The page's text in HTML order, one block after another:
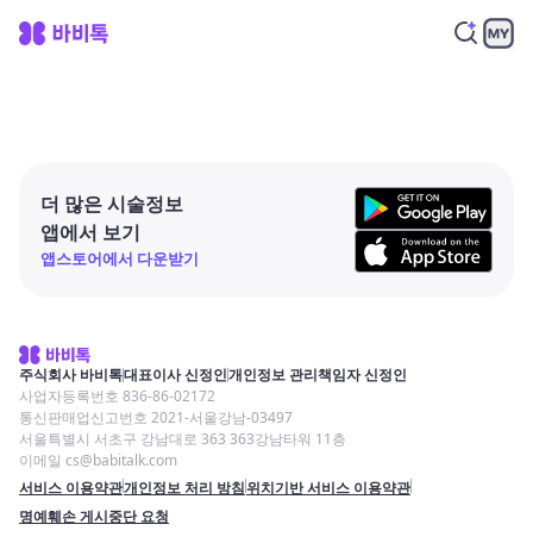
더 많은 시술정보
앱에서 보기
앱스토어에서 다운받기
주식회사 바비톡대표이사 신정인개인정보 관리책임자 신정인
사업자등록번호 836-86-02172
통신판매업신고번호 2021-서울강남-03497
서울특별시 서초구 강남대로 363 363강남타워 11층
이메일 cs@babitalk.com
서비스 이용약관개인정보 처리 방침위치기반 서비스 이용약관
명예훼손 게시중단 요청